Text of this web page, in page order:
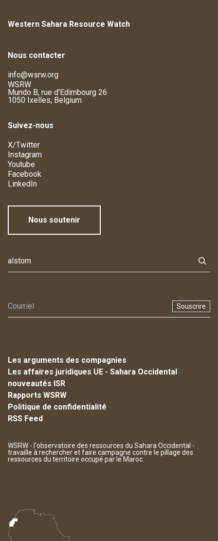
Western Sahara Resource Watch
Nous contacter
info@wsrw.org
WSRW
Mundo B, rue d'Edimbourg 26
1050 Ixelles, Belgium
Suivez-nous
X/Twitter
Instagram
Youtube
Facebook
LinkedIn
Nous soutenir
Souscrire
Les arguments des compagnies
Les affaires juridiques UE - Sahara Occidental
nouveautés ISR
Rapports WSRW
Politique de confidentialité
RSS Feed
WSRW - l'observatoire des ressources du Sahara Occidental -
travaille à rechercher et faire campagne contre le pillage des
ressources du territoire occupé par le Maroc.